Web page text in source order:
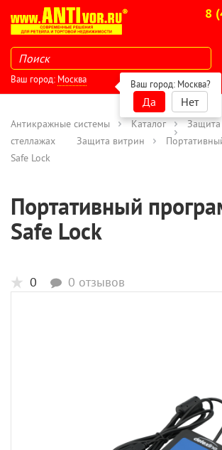
8
Ваш город: Москва Ваш город: Москва?
Да Нет
Антикражные системы Каталог
Защита
стеллажах
Защита витрин
Safe Lock
Портативный
Safe Lock
0 0 отзывов